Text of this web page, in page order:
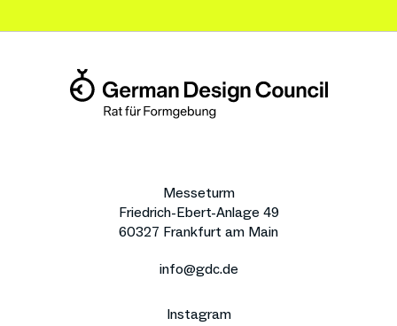
Messeturm
Friedrich-Ebert-Anlage 49
60327 Frankfurt am Main
info@gdc.de
Instagram